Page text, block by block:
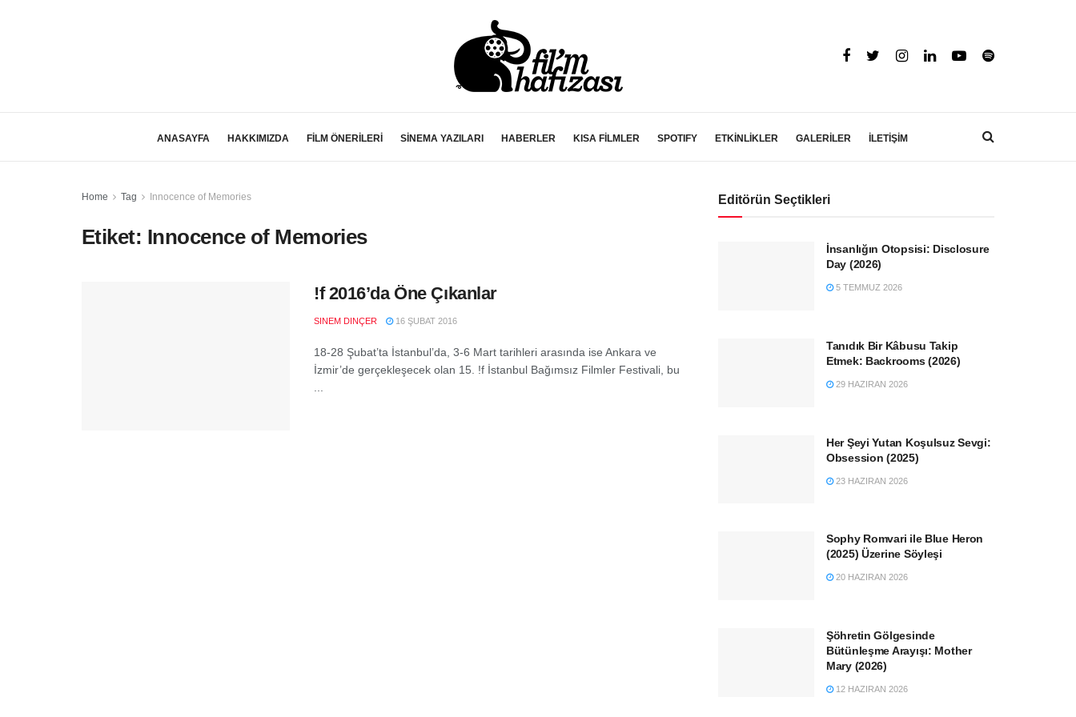
ANASAYFA HAKKIMIZDA FİLM ÖNERİLERİ SİNEMA YAZILARI HABERLER KISA FİLMLER SPOTIFY ETKİNLİKLER GALERİLER İLETİŞİM
Home Tag Innocence of Memories
Etiket: Innocence of Memories
!f 2016’da Öne Çıkanlar
SINEM DINÇER 16 ŞUBAT 2016
18-28 Şubat’ta İstanbul’da, 3-6 Mart tarihleri arasında ise Ankara ve
İzmir’de gerçekleşecek olan 15. !f İstanbul Bağımsız Filmler Festivali, bu
Editörün Seçtikleri
İnsanlığın Otopsisi: Disclosure
Day (2026)
5 TEMMUZ 2026
Tanıdık Bir Kâbusu Takip
Etmek: Backrooms (2026)
29 HAZIRAN 2026
Her Şeyi Yutan Koşulsuz Sevgi:
Obsession (2025)
23 HAZIRAN 2026
Sophy Romvari ile Blue Heron
(2025) Üzerine Söyleşi
20 HAZIRAN 2026
Şöhretin Gölgesinde
Bütünleşme Arayışı: Mother
Mary (2026)
12 HAZIRAN 2026